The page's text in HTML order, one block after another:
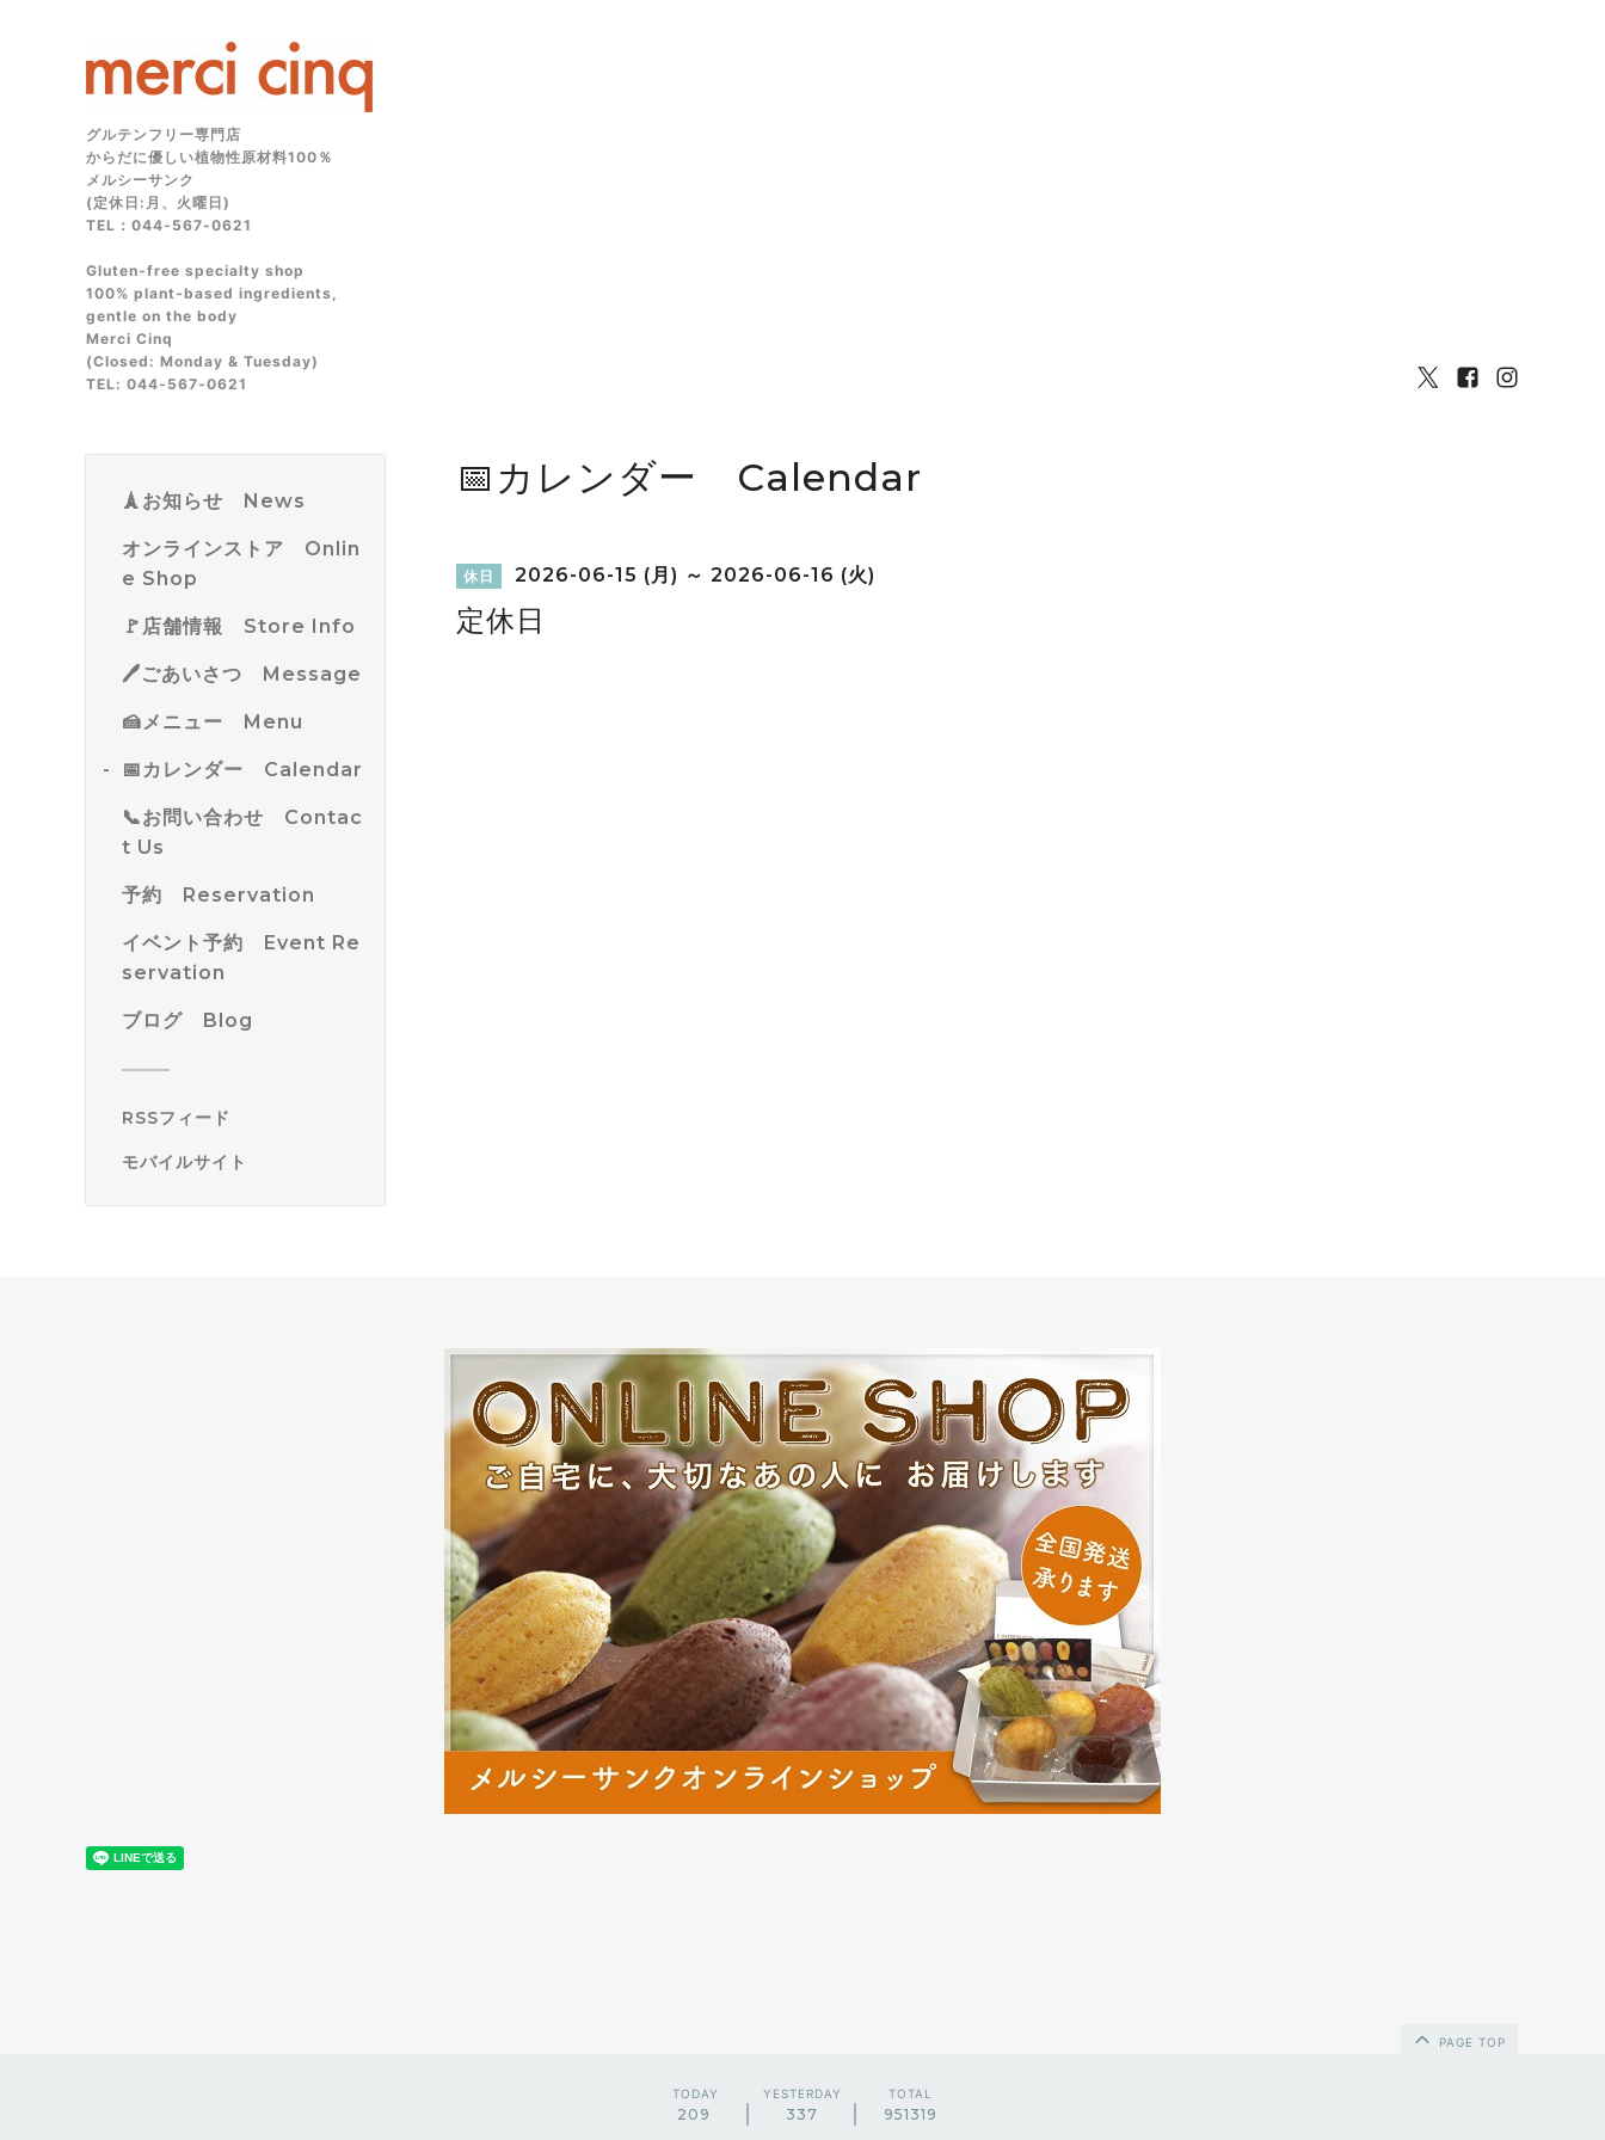
グルテンフリー専門店
からだに優しい植物性原材料100％
メルシーサンク
(定休日:月、火曜日)
TEL：044-567-0621
Gluten‑free specialty shop
100% plant‑based ingredients,
gentle on the body
Merci Cinq
(Closed: Monday & Tuesday)
TEL: 044‑567‑0621
🗼お知らせ News
オンラインストア Onlin
e Shop
🚩店舗情報 Store Info
🖊ごあいさつ Message
🍰メニュー Menu
📅カレンダー Calendar
📞お問い合わせ Contac
t Us
予約 Reservation
イベント予約 Event Re
servation
ブログ Blog
RSSフィード
モバイルサイト
📅カレンダー Calendar
休日 2026-06-15 (月) ～ 2026-06-16 (火)
定休日
PAGE TOP
TODAY
209
YESTERDAY
337
TOTAL
951319